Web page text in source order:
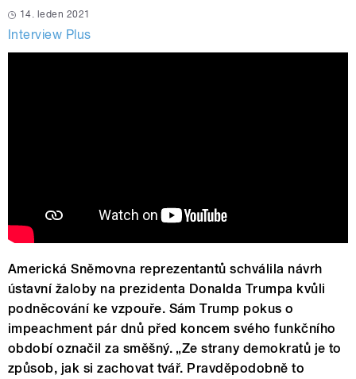
14. leden 2021
Interview Plus
Americká Sněmovna reprezentantů schválila návrh
ústavní žaloby na prezidenta Donalda Trumpa kvůli
podněcování ke vzpouře. Sám Trump pokus o
impeachment pár dnů před koncem svého funkčního
období označil za směšný. „Ze strany demokratů je to
způsob, jak si zachovat tvář. Pravděpodobně to